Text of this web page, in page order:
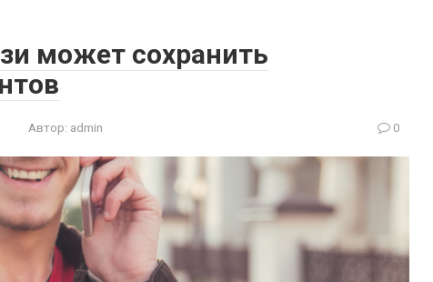
может сохранить
Автор: admin 0